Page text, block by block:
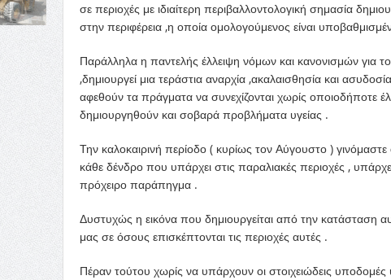
σε περιοχές με ιδιαίτερη περιβαλλοντολογική σημασία
στην περιφέρεια ,η οποία ομολογούμενος είναι
Παράλληλα η παντελής έλλειψη νόμων και κανονισμών για
,δημιουργεί μια τεράστια αναρχία ,ακαλαισθησία και
αφεθούν τα πράγματα να συνεχίζονται χωρίς οποιοδήποτε
δημιουργηθούν και σοβαρά προβλήματα υγείας .
Την καλοκαιρινή περίοδο ( κυρίως τον Αύγουστο )
κάθε δένδρο που υπάρχει στις παραλιακές περιοχές ,
πρόχειρο παράπηγμα .
Δυστυχώς η εικόνα που δημιουργείται από την κατάσταση
μας σε όσους επισκέπτονται τις περιοχές αυτές .
Πέραν τούτου χωρίς να υπάρχουν οι στοιχειώδεις υποδομές